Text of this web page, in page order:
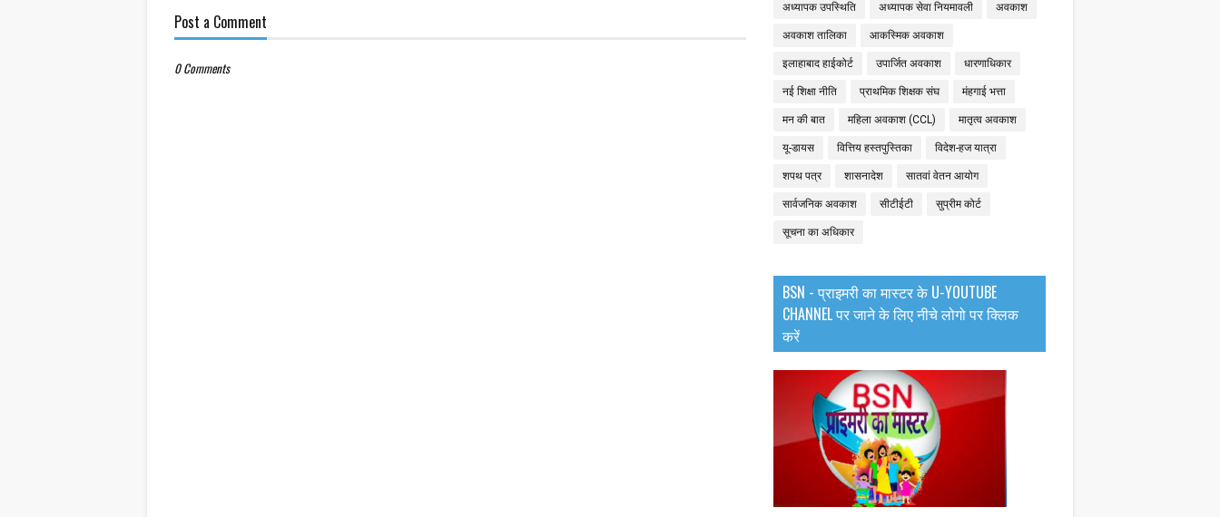
Post a Comment
0 Comments
अध्यापक उपस्थिति अध्यापक सेवा नियमावली अवकाश
अवकाश तालिका आकस्मिक अवकाश
इलाहाबाद हाईकोर्ट उपार्जित अवकाश धारणाधिकार
नई शिक्षा नीति प्राथमिक शिक्षक संघ मंहगाई भत्ता
मन की बात महिला अवकाश (CCL) मातृत्व अवकाश
यू-डायस वित्तिय हस्तपुस्तिका विदेश-हज यात्रा
शपथ पत्र शासनादेश सातवां वेतन आयोग
सार्वजनिक अवकाश सीटीईटी सुप्रीम कोर्ट
सूचना का अधिकार
BSN - प्राइमरी का मास्टर के U-YOUTUBE
CHANNEL पर जाने के लिए नीचे लोगो पर क्लिक
करें